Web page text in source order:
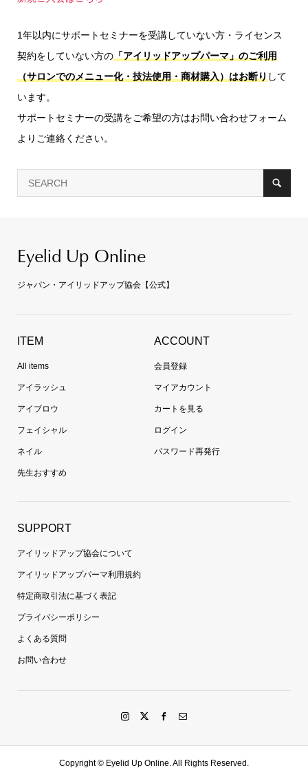
1年以内にサポートセミナーを受講していない方・ライセンス
契約をしていない方の「アイリッドアップパーマ」のご利用
（サロンでのメニュー化・技法使用・商材購入）はお断り して
います。
サポートセミナーの受講をご希望の方はお問い合わせフォーム
よりご連絡ください。
Eyelid Up Online
ジャパン・アイリッドアップ協会【公式】
ITEM
All items
アイラッシュ
アイブロウ
フェイシャル
ネイル
先生おすすめ
ACCOUNT
会員登録
マイアカウント
カートを見る
ログイン
パスワード再発行
SUPPORT
アイリッドアップ協会について
アイリッドアップパーマ利用規約
特定商取引法に基づく表記
プライバシーポリシー
よくある質問
お問い合わせ
Copyright © Eyelid Up Online. All Rights Reserved.